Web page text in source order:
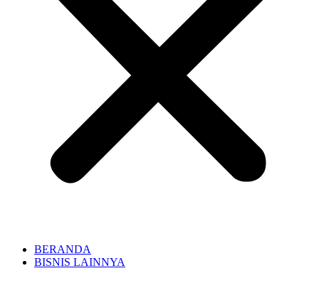
BERANDA
BISNIS LAINNYA